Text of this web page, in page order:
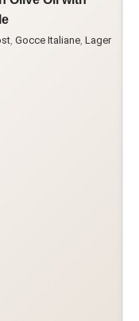
, Gocce Italiane, Lager